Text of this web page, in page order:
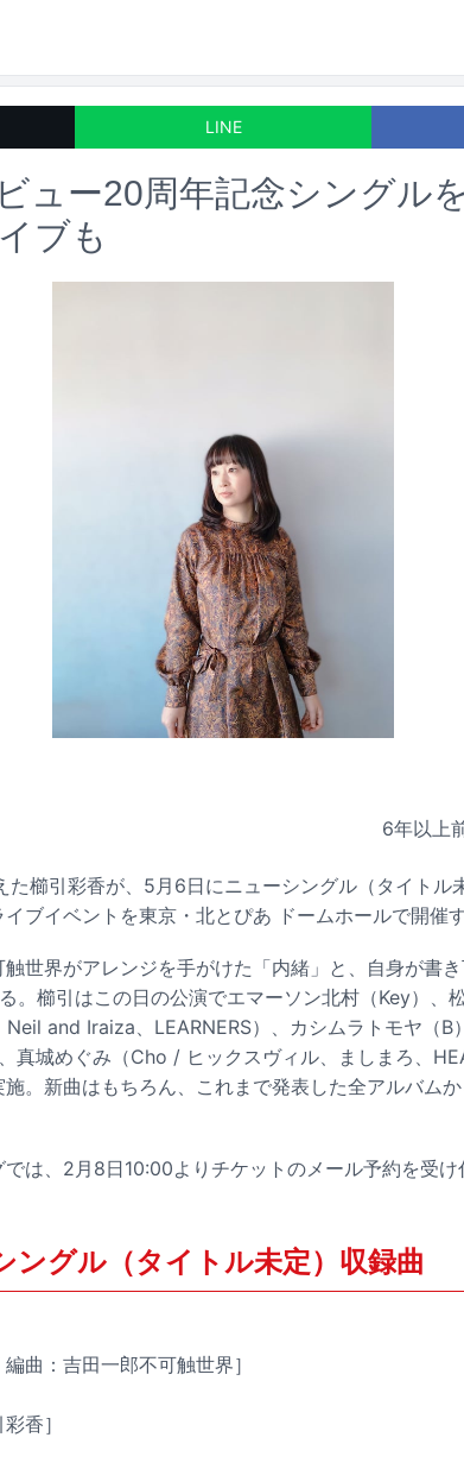
LINE
ュー20周年記念シングル
ブも
6年以上
た櫛引彩香が、5月6日にニューシングル（タイトル
ブイベントを東京・北とぴあ ドームホールで開催す
世界がアレンジを手がけた「内緒」と、自身が書
。櫛引はこの日の公演でエマーソン北村（Key）、
Neil and Iraiza、LEARNERS）、カシムラトモヤ（
真城めぐみ（Cho / ヒックスヴィル、ましまろ、
。新曲はもちろん、これまで発表した全アルバム
は、2月8日10:00よりチケットのメール予約を受け
ングル（タイトル未定）収録曲
曲：吉田一郎不可触世界］
香］